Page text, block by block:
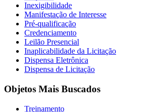
Inexigibilidade
Manifestação de Interesse
Pré-qualificação
Credenciamento
Leilão Presencial
Inaplicabilidade da Licitação
Dispensa Eletrônica
Dispensa de Licitação
Objetos Mais Buscados
Treinamento